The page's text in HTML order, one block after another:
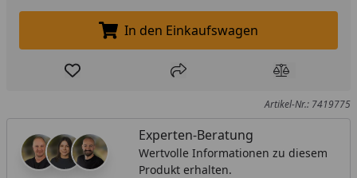
In den Einkaufswagen legen
In den Einkaufswagen
Produkt zur Wunschliste hinzufügen
Teilen Produkt
Artikel-Nr.: 7419775
Experten-Beratung
Wertvolle Informationen zu diesem
Produkt erhalten.